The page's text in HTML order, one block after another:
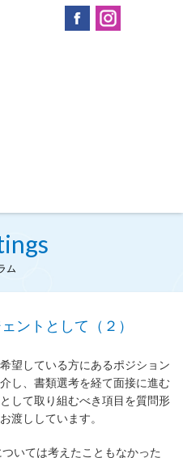
ム
ントとして（２）
望している方にあるポジション
し、書類選考を経て面接に進む
して取り組むべき項目を質問形
渡ししています。
いては考えたこともなかった